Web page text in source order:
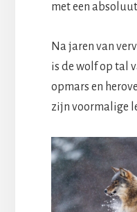
met een
Na jaren van
is de wolf op tal
opmars en
zijn voormalige